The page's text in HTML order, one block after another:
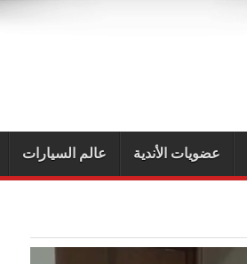
عضويات الأندية عالم السيارات